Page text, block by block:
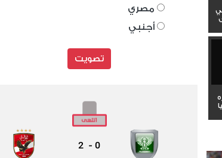
مصري
أجنبي
تصويت
0
-
2